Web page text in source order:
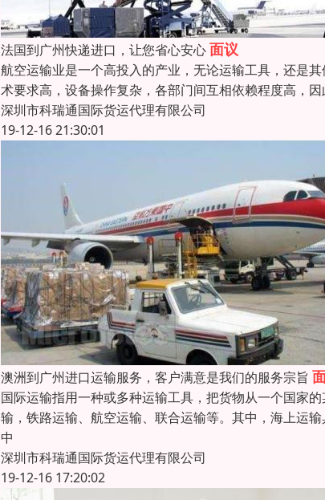
法国到广州快递进口，让您省心安心面议
航空运输业是一个高投入的产业，无论运输工具，还是
术要求高，设备操作复杂，各部门间互相依赖程度高，
深圳市科瑞通国际货运代理有限公司
19-12-16 21:30:01
澳洲到广州进口运输服务，客户满意是我们的服务宗旨
国际运输指用一种或多种运输工具，把货物从一个国家
输，铁路运输、航空运输、联合运输等。其中，海上运
中
深圳市科瑞通国际货运代理有限公司
19-12-16 17:20:02